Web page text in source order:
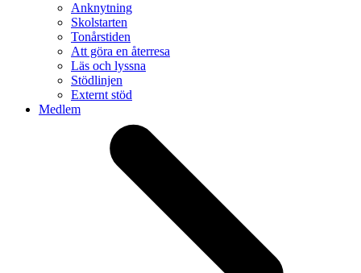
Anknytning
Skolstarten
Tonårstiden
Att göra en återresa
Läs och lyssna
Stödlinjen
Externt stöd
Medlem